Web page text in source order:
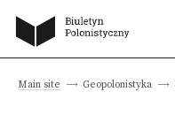
Main site Geopolonistyka